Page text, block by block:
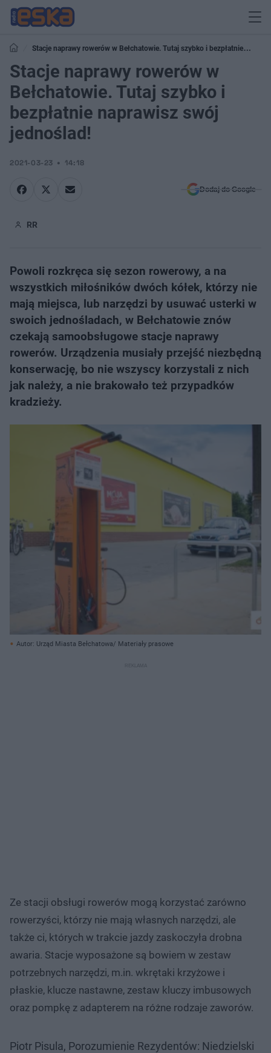
Stacje naprawy rowerów w Bełchatowie. Tutaj szybko i bezpłatnie
naprawisz swój jednoślad!
Stacje naprawy rowerów w
Bełchatowie. Tutaj szybko i
bezpłatnie naprawisz swój
jednoślad!
2021-03-23 14:18
Dodaj do Google
RR
Powoli rozkręca się sezon rowerowy, a na
wszystkich miłośników dwóch kółek, którzy nie
mają miejsca, lub narzędzi by usuwać usterki w
swoich jednośladach, w Bełchatowie znów
czekają samoobsługowe stacje naprawy
rowerów. Urządzenia musiały przejść niezbędną
konserwację, bo nie wszyscy korzystali z nich
jak należy, a nie brakowało też przypadków
kradzieży.
Autor: Urząd Miasta Bełchatowa/ Materiały prasowe
Ze stacji obsługi rowerów mogą korzystać zarówno
rowerzyści, którzy nie mają własnych narzędzi, ale
także ci, których w trakcie jazdy zaskoczyła drobna
awaria. Stacje wyposażone są bowiem w zestaw
potrzebnych narzędzi, m.in. wkrętaki krzyżowe i
płaskie, klucze nastawne, zestaw kluczy imbusowych
oraz pompkę z adapterem na różne rodzaje zaworów.
Piotr Pisula, Porozumienie Rezydentów: Niedzielski